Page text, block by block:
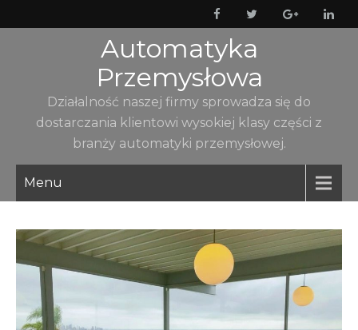
to
Automatyka
Przemysłowa
Działalność naszej firmy sprowadza się do
dostarczania klientowi wysokiej klasy części z
branży automatyki przemysłowej.
Menu